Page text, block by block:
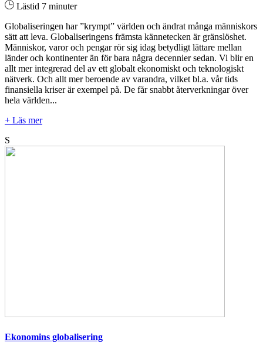
Lästid 7 minuter
Globaliseringen har ”krympt” världen och ändrat många människors
sätt att leva. Globaliseringens främsta kännetecken är gränslöshet.
Människor, varor och pengar rör sig idag betydligt lättare mellan
länder och kontinenter än för bara några decennier sedan. Vi blir en
allt mer integrerad del av ett globalt ekonomiskt och teknologiskt
nätverk. Och allt mer beroende av varandra, vilket bl.a. vår tids
finansiella kriser är exempel på. De får snabbt återverkningar över
hela världen...
+ Läs mer
S
Ekonomins globalisering